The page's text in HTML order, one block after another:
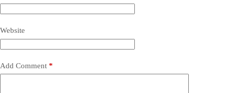
Website
Add Comment *